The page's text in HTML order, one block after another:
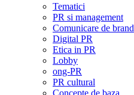
Tematici
PR si management
Comunicare de brand
Digital PR
Etica in PR
Lobby
ong-PR
PR cultural
Concepte de baza